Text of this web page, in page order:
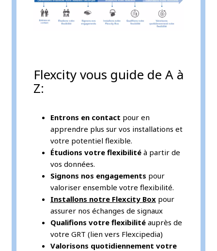
Flexcity vous guide de A à
Z:
Entrons en contact pour en
apprendre plus sur vos installations et
votre potentiel flexible.
Étudions votre flexibilité à partir de
vos données.
Signons nos engagements pour
valoriser ensemble votre flexibilité.
Installons notre Flexcity Box pour
assurer nos échanges de signaux
Qualifions votre flexibilité auprès de
votre GRT (lien vers Flexcipedia)
Valorisons quotidiennement votre